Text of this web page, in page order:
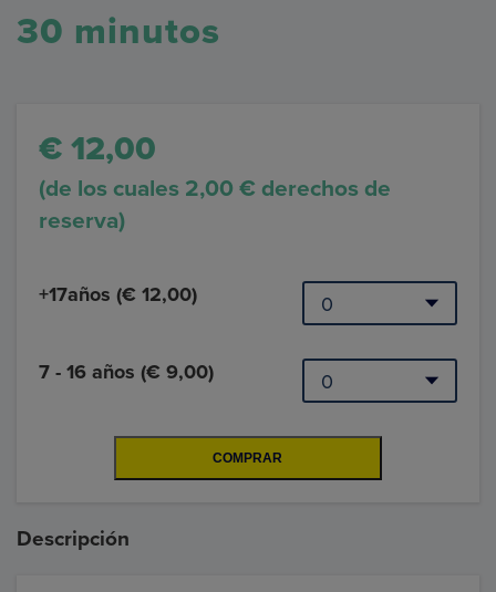
30 minutos
€ 12,00
(de los cuales 2,00 € derechos de
reserva)
+17años (€ 12,00)
7 - 16 años (€ 9,00)
Descripción